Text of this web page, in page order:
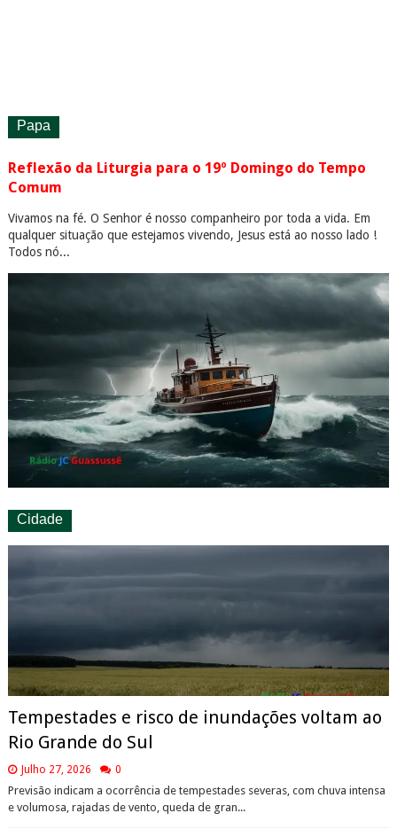
Papa
Reflexão da Liturgia para o 19º Domingo do Tempo
Comum
Vivamos na fé. O Senhor é nosso companheiro por toda a vida. Em
qualquer situação que estejamos vivendo, Jesus está ao nosso lado !
Todos nó...
Cidade
Tempestades e risco de inundações voltam ao
Rio Grande do Sul
Julho 27, 2026 0
Previsão indicam a ocorrência de tempestades severas, com chuva intensa
e volumosa, rajadas de vento, queda de gran...